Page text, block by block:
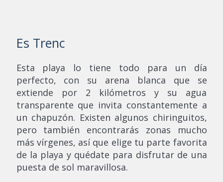
Es Trenc
Esta playa lo tiene todo para un día
perfecto, con su arena blanca que se
extiende por 2 kilómetros y su agua
transparente que invita constantemente a
un chapuzón. Existen algunos chiringuitos,
pero también encontrarás zonas mucho
más vírgenes, así que elige tu parte favorita
de la playa y quédate para disfrutar de una
puesta de sol maravillosa.